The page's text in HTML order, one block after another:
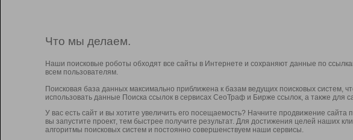
Что мы делаем.
Наши поисковые роботы обходят все сайты в Интернете и сохраняют данные по
всем пользователям.
Поисковая база данных максимально приближена к базам ведущих поисковых систем,
использовать данные Поиска ссылок в сервисах СеоТраф и Бирже ссылок, а также для
У вас есть сайт и вы хотите увеличить его посещаемость? Начните продвижение сайта
вы запустите проект, тем быстрее получите результат. Для достижения целей наших
алгоритмы поисковых систем и постоянно совершенствуем наши сервисы.